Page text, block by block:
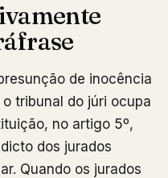
de inocência
tribunal do júri ocupa
no artigo 5º,
dos jurados
Quando os jurados